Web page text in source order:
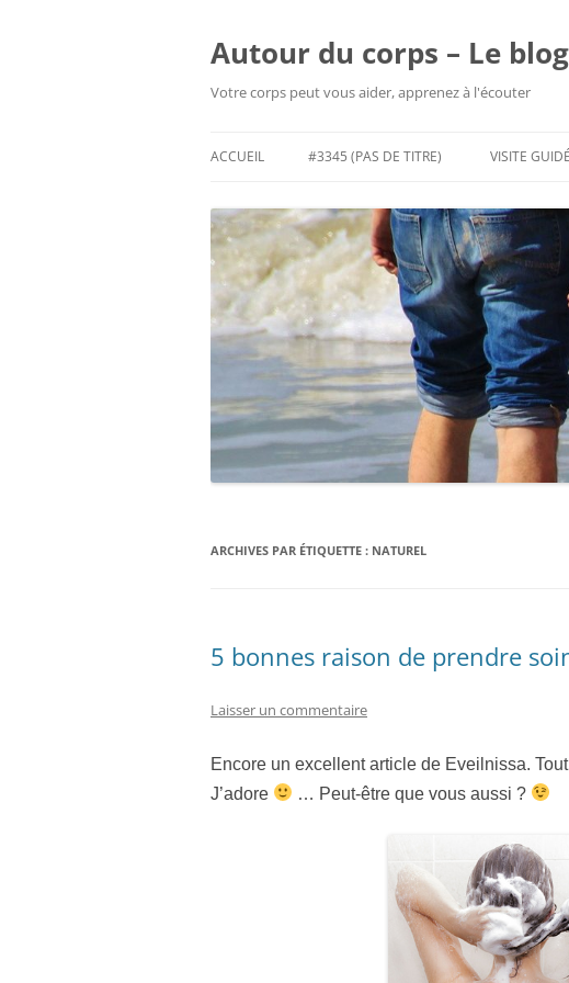
Autour du corps – Le blog
Votre corps peut vous aider, apprenez à l'écouter
ACCUEIL #3345 (PAS DE TITRE) VISITE
ARCHIVES PAR ÉTIQUETTE : NATUREL
5 bonnes raison de prendre
Laisser un commentaire
Encore un excellent article de Eveilnissa.
J’adore
… Peut-être que vous aussi ?